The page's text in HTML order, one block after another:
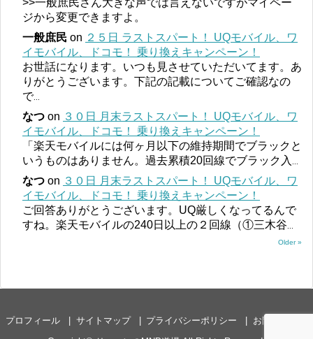
>>一般庶民さん大きな声では言えないですがマイペー
ジから変更できますよ。
一般庶民 on ２５日 ラストスパート！ UQモバイル、ワ
イモバイル、ドコモ！ 乗り換えキャンペーン！
お世話になります。いつも見させていただいてます。あ
りがとうございます。下記の記載についてご確認なの
で...
なつ on ３０日 月末ラストスパート！ UQモバイル、ワ
イモバイル、ドコモ！ 乗り換えキャンペーン！
「楽天モバイルには何ヶ月以下の維持期間でブラックと
いうものはありません。過去累積20回線でブラック入
なつ on ３０日 月末ラストスパート！ UQモバイル、ワ
イモバイル、ドコモ！ 乗り換えキャンペーン！
ご回答ありがとうございます。UQ厳しくなってるんで
すね。楽天モバイルの240日以上の２回線（①三木谷
Older »
プロフィール サイトマップ プライバシーポリシー
お問い合わせ